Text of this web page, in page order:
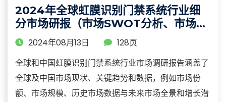
2024年全球虹膜识别门禁系统行业细
分市场研报（市场SWOT分析、市场规
模及增长率调研）
2024年08月13日
128页
全球和中国虹膜识别门禁系统行业市场调研报告涵盖了
全球及中国市场现状、关键趋势和数据，例如市场份
额、市场规模、历史市场数据与未来市场全景和增长潜